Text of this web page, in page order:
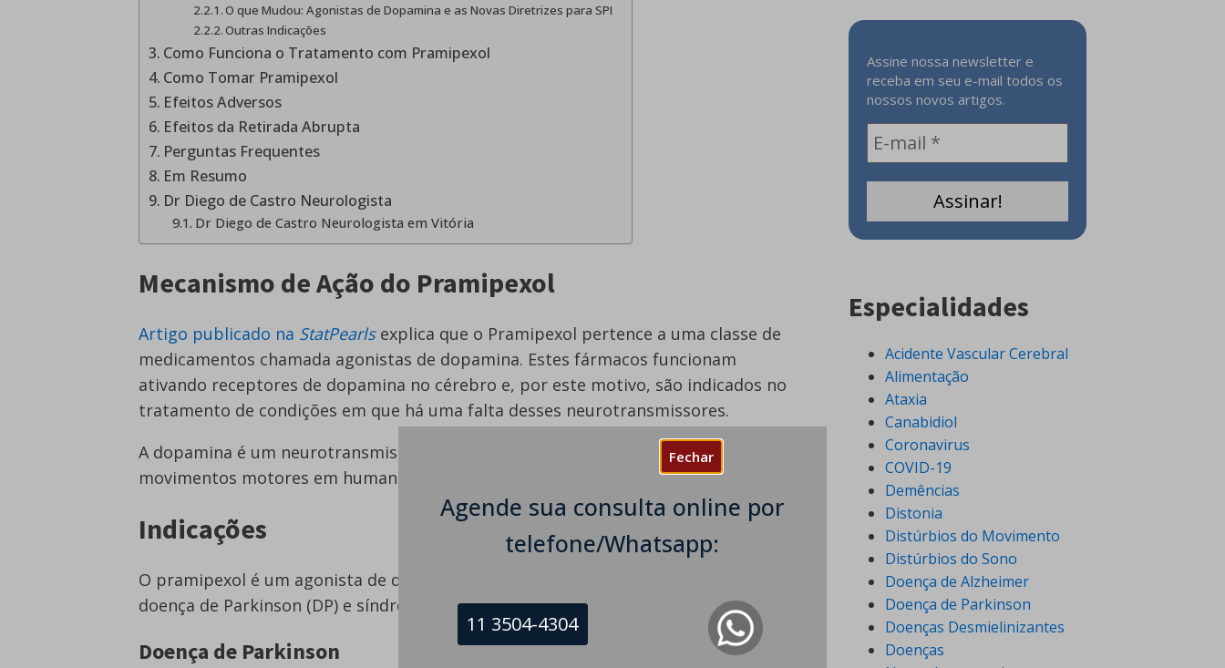
Fechar
Agende sua consulta online por
telefone/Whatsapp:
11 3504-4304
O que Mudou: Agonistas de Dopamina e as Novas Diretrizes para SPI
Outras Indicações
Como Funciona o Tratamento com Pramipexol
Como Tomar Pramipexol
Efeitos Adversos
Efeitos da Retirada Abrupta
Perguntas Frequentes
Em Resumo
Dr Diego de Castro Neurologista
Dr Diego de Castro Neurologista em Vitória
Mecanismo de Ação do Pramipexol
Artigo publicado na StatPearlsexplica que o Pramipexol pertence a uma classe de
medicamentos chamada agonistas de dopamina. Estes fármacos funcionam
ativando receptores de dopamina no cérebro e, por este motivo, são indicados no
tratamento de condições em que há uma falta desses neurotransmissores.
A dopamina é um neurotransmissor essencial que tem grandes efeitos sobre os
movimentos motores em humanos.
Indicações
O pramipexol é um agonista de dopamina amplamente usado no tratamento da
doença de Parkinson (DP) e síndrome das pernas inquietas (SPI).
Doença de Parkinson
Assine nossa newsletter e
receba em seu e-mail todos os
nossos novos artigos.
Especialidades
Acidente Vascular Cerebral
Alimentação
Ataxia
Canabidiol
Coronavirus
COVID-19
Demências
Distonia
Distúrbios do Movimento
Distúrbios do Sono
Doença de Alzheimer
Doença de Parkinson
Doenças Desmielinizantes
Doenças